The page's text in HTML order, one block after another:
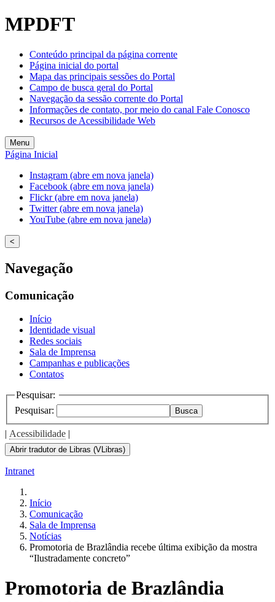
MPDFT
Conteúdo principal da página corrente
Página inicial do portal
Mapa das principais sessões do Portal
Campo de busca geral do Portal
Navegação da sessão corrente do Portal
Informações de contato, por meio do canal Fale Conosco
Recursos de Acessibilidade Web
Menu
Página Inicial
Instagram (abre em nova janela)
Facebook (abre em nova janela)
Flickr (abre em nova janela)
Twitter (abre em nova janela)
YouTube (abre em nova janela)
<
Navegação
Comunicação
Início
Identidade visual
Redes sociais
Sala de Imprensa
Campanhas e publicações
Contatos
Pesquisar:
Pesquisar:
Busca
| Acessibilidade |
Abrir tradutor de Libras (VLibras)
Intranet
Início
Comunicação
Sala de Imprensa
Notícias
Promotoria de Brazlândia recebe última exibição da mostra
“Ilustradamente concreto”
Promotoria de Brazlândia